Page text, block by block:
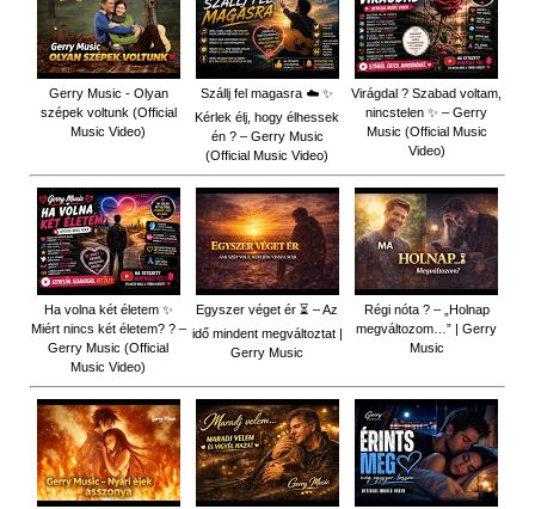
Gerry Music - Olyan
szépek voltunk (Official
Music Video)
Szállj fel magasra ☁️ ✨
Kérlek élj, hogy élhessek
én ? – Gerry Music
(Official Music Video)
Virágdal ? Szabad voltam,
nincstelen ✨ – Gerry
Music (Official Music
Video)
Ha volna két életem ✨
Miért nincs két életem? ? –
Gerry Music (Official
Music Video)
Egyszer véget ér ⏳ – Az
idő mindent megváltoztat |
Gerry Music
Régi nóta ? – „Holnap
megváltozom…” | Gerry
Music